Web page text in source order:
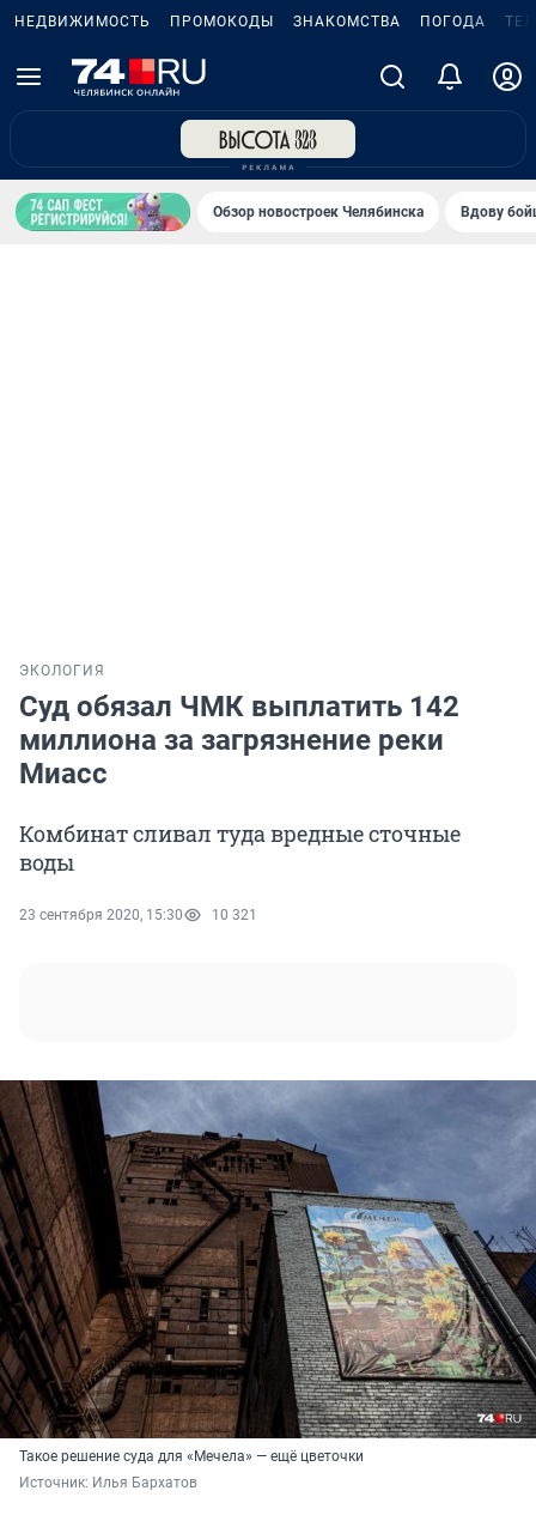
НЕДВИЖИМОСТЬ ПРОМОКОДЫ ЗНАКОМСТВА ПОГОДА
Обзор новостроек Челябинска Вдову
ЭКОЛОГИЯ
Суд обязал ЧМК выплатить 142
миллиона за загрязнение реки
Миасс
Комбинат сливал туда вредные сточные
воды
23 сентября 2020, 15:30 10 321
Такое решение суда для «Мечела» — ещё цветочки
Источник: Илья Бархатов